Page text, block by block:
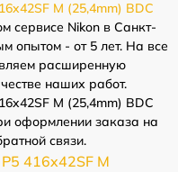
M (25,4mm) BDC
сервисе Nikon в Санкт-
опытом - от 5 лет. На все
расширенную
наших работ.
M (25,4mm) BDC
оформлении заказа на
связи.
416x42SF M